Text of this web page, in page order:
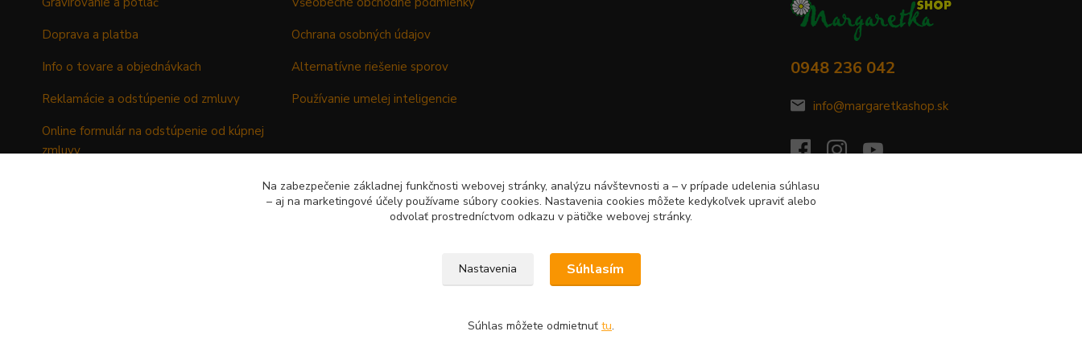
Doprava a platba
Info o tovare a objednávkach
Reklamácie a odstúpenie od zmluvy
Online formulár na odstúpenie od kúpnej
zmluvy
Ochrana osobných údajov
Alternatívne riešenie sporov
Používanie umelej inteligencie
0948 236 042
info@margaretkashop.sk
Na zabezpečenie základnej funkčnosti webovej stránky, analýzu návštevnosti a – v prípade udelenia súhlasu
– aj na marketingové účely používame súbory cookies. Nastavenia cookies môžete kedykoľvek upraviť alebo
odvolať prostredníctvom odkazu v pätičke webovej stránky.
Nastavenia Súhlasím
Súhlas môžete odmietnuť tu.